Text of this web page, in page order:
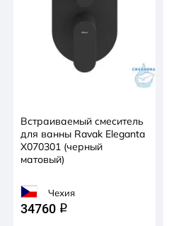
Встраиваемый смеситель
для ванны Ravak Eleganta
X070301 (черный
матовый)
Чехия
34760 q